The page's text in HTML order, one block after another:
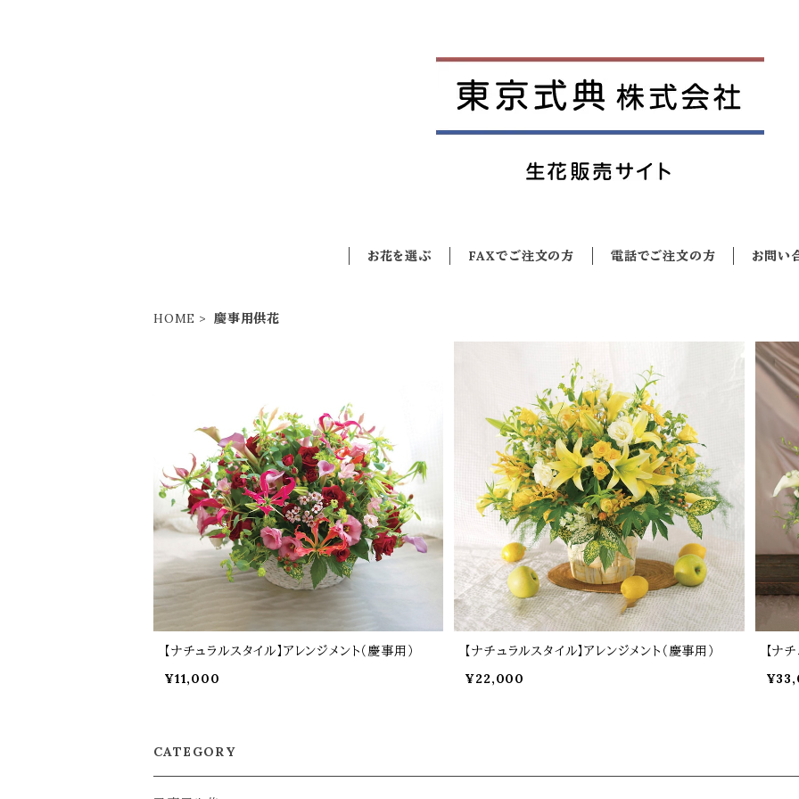
お花を選ぶ FAXでご注文の方 電話でご注文の方 お問い
HOME 慶事用供花
【ナチュラルスタイル】アレンジメント（慶事用）
¥11,000
【ナチュラルスタイル】アレンジメント（慶事用）
¥22,000
【ナ
CATEGORY